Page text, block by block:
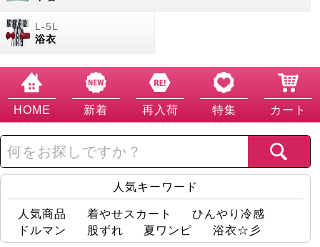
浴衣
HOME 新着 再入荷 特集 カート
人気キーワード
人気商品 着やせスカート
ひんやり冷感
ドルマン
股ずれ 夏ワンピ 浴衣☆彡